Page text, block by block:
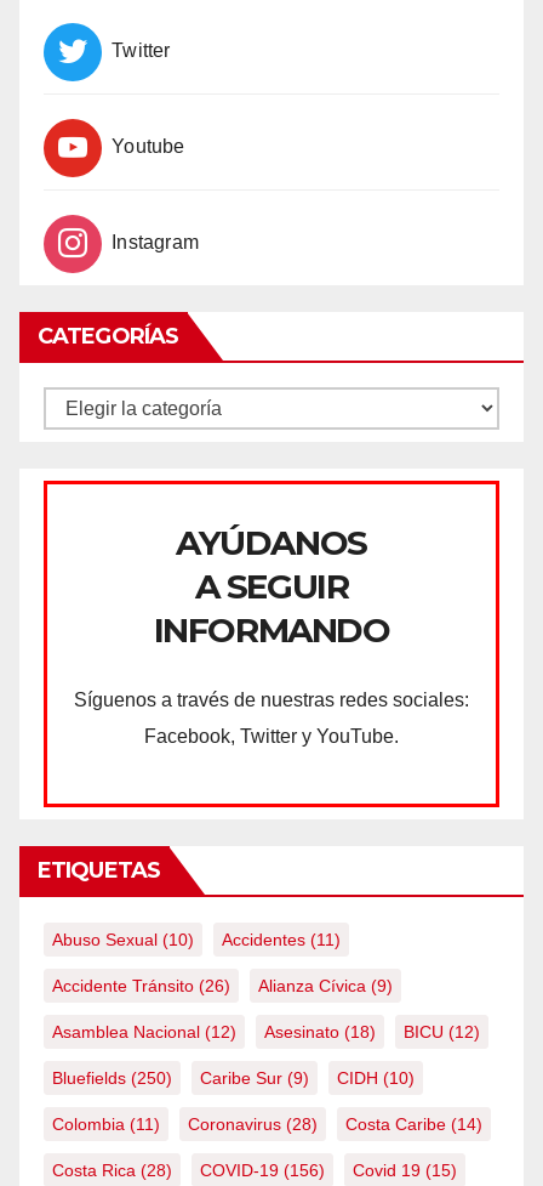
Twitter
Youtube
Instagram
CATEGORÍAS
CATEGORÍAS
AYÚDANOS
A SEGUIR
INFORMANDO
Síguenos a través de nuestras redes sociales:
Facebook, Twitter y YouTube.
ETIQUETAS
Abuso Sexual (10) Accidentes (11)
Accidente Tránsito (26) Alianza Cívica (9)
Asamblea Nacional (12) Asesinato (18) BICU (12)
Bluefields (250) Caribe Sur (9) CIDH (10)
Colombia (11) Coronavirus (28) Costa Caribe (14)
Costa Rica (28) COVID-19 (156) Covid 19 (15)